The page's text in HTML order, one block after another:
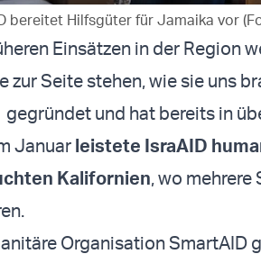
bereitet Hilfsgüter für Jamaika vor
Einsätzen in der Region
zur Seite stehen, wie sie uns
gegründet und hat bereits in
Januar leistete IsraAID
Kalifornien, wo
Organisation SmartAID